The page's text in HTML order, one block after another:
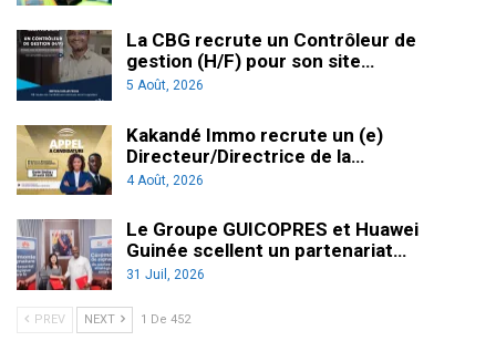
La CBG recrute un Contrôleur de
gestion (H/F) pour son site…
5 Août, 2026
Kakandé Immo recrute un (e)
Directeur/Directrice de la…
4 Août, 2026
Le Groupe GUICOPRES et Huawei
Guinée scellent un partenariat…
31 Juil, 2026
PREV NEXT 1 De 452